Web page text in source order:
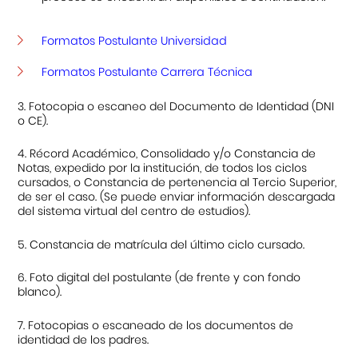
Formatos Postulante Universidad
Formatos Postulante Carrera Técnica
3. Fotocopia o escaneo del Documento de Identidad (DNI
o CE).
4. Récord Académico, Consolidado y/o Constancia de
Notas, expedido por la institución, de todos los ciclos
cursados, o Constancia de pertenencia al Tercio Superior,
de ser el caso. (Se puede enviar información descargada
del sistema virtual del centro de estudios).
5. Constancia de matrícula del último ciclo cursado.
6. Foto digital del postulante (de frente y con fondo
blanco).
7. Fotocopias o escaneado de los documentos de
identidad de los padres.